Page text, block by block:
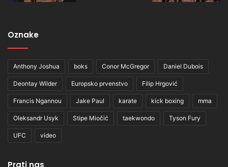
Oznake
Anthony Joshua boks Conor McGregor Daniel Dubois
Deontay Wilder Europsko prvenstvo Filip Hrgović
Francis Ngannou Jake Paul karate kick boxing mma
Oleksandr Usyk Stipe Miočić taekwondo Tyson Fury
UFC video
Prati nas